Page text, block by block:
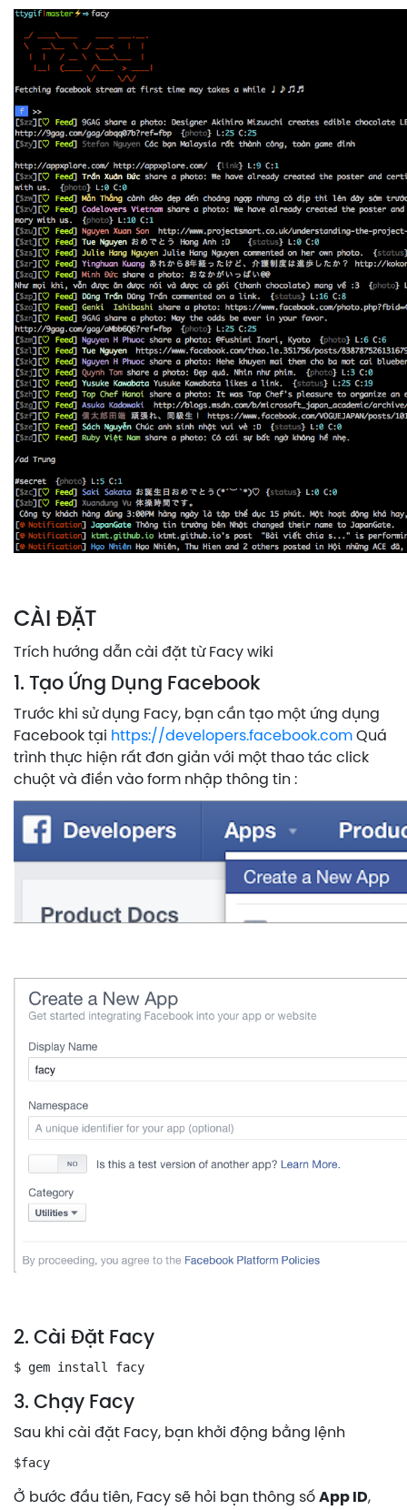
CÀI ĐẶT
Trích hướng dẫn cài đặt từ Facy wiki
1. Tạo Ứng Dụng Facebook
Trước khi sử dụng Facy, bạn cần tạo một ứng dụng
Facebook tại https://developers.facebook.com Quá
trình thực hiện rất đơn giản với một thao tác click
chuột và điền vào form nhập thông tin :
2. Cài Đặt Facy
$ gem install facy
3. Chạy Facy
Sau khi cài đặt Facy, bạn khởi động bằng lệnh
$facy
Ở bước đầu tiên, Facy sẽ hỏi bạn thông số App ID,